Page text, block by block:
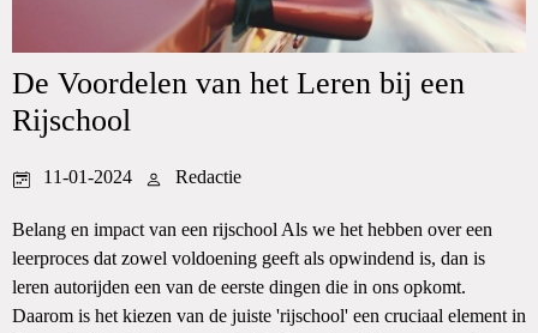
De Voordelen van het Leren bij een
Rijschool
11-01-2024 Redactie
Belang en impact van een rijschool Als we het hebben over een
leerproces dat zowel voldoening geeft als opwindend is, dan is
leren autorijden een van de eerste dingen die in ons opkomt.
Daarom is het kiezen van de juiste 'rijschool' een cruciaal element in